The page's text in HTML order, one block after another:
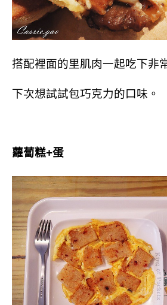
搭配裡面的里肌肉一起吃下非
下次想試試包巧克力的口味。
蘿蔔糕+蛋